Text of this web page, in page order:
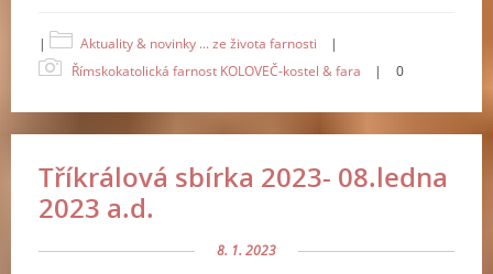
| Aktuality & novinky ... ze života farnosti
|
Římskokatolická farnost KOLOVEČ-kostel & fara
| 0
Tříkrálová sbírka 2023- 08.ledna
2023 a.d.
8. 1. 2023